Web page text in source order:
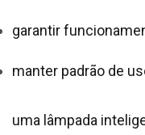
garantir
manter padrão de
uma lâmpada